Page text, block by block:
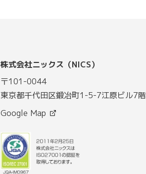
株式会社ニックス（NICS）
〒101-0044
東京都千代田区鍛冶町1-5-7江原ビル7階
Google Map